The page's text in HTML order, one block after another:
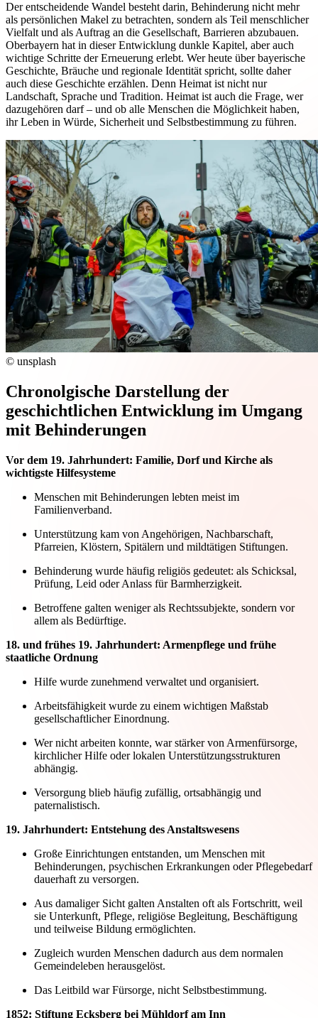
Der entscheidende Wandel besteht darin, Behinderung nicht mehr
als persönlichen Makel zu betrachten, sondern als Teil menschlicher
Vielfalt und als Auftrag an die Gesellschaft, Barrieren abzubauen.
Oberbayern hat in dieser Entwicklung dunkle Kapitel, aber auch
wichtige Schritte der Erneuerung erlebt. Wer heute über bayerische
Geschichte, Bräuche und regionale Identität spricht, sollte daher
auch diese Geschichte erzählen. Denn Heimat ist nicht nur
Landschaft, Sprache und Tradition. Heimat ist auch die Frage, wer
dazugehören darf – und ob alle Menschen die Möglichkeit haben,
ihr Leben in Würde, Sicherheit und Selbstbestimmung zu führen.
© unsplash
Chronolgische Darstellung der
geschichtlichen Entwicklung im Umgang
mit Behinderungen
Vor dem 19. Jahrhundert: Familie, Dorf und Kirche als
wichtigste Hilfesysteme
Menschen mit Behinderungen lebten meist im
Familienverband.
Unterstützung kam von Angehörigen, Nachbarschaft,
Pfarreien, Klöstern, Spitälern und mildtätigen Stiftungen.
Behinderung wurde häufig religiös gedeutet: als Schicksal,
Prüfung, Leid oder Anlass für Barmherzigkeit.
Betroffene galten weniger als Rechtssubjekte, sondern vor
allem als Bedürftige.
18. und frühes 19. Jahrhundert: Armenpflege und frühe
staatliche Ordnung
Hilfe wurde zunehmend verwaltet und organisiert.
Arbeitsfähigkeit wurde zu einem wichtigen Maßstab
gesellschaftlicher Einordnung.
Wer nicht arbeiten konnte, war stärker von Armenfürsorge,
kirchlicher Hilfe oder lokalen Unterstützungsstrukturen
abhängig.
Versorgung blieb häufig zufällig, ortsabhängig und
paternalistisch.
19. Jahrhundert: Entstehung des Anstaltswesens
Große Einrichtungen entstanden, um Menschen mit
Behinderungen, psychischen Erkrankungen oder Pflegebedarf
dauerhaft zu versorgen.
Aus damaliger Sicht galten Anstalten oft als Fortschritt, weil
sie Unterkunft, Pflege, religiöse Begleitung, Beschäftigung
und teilweise Bildung ermöglichten.
Zugleich wurden Menschen dadurch aus dem normalen
Gemeindeleben herausgelöst.
Das Leitbild war Fürsorge, nicht Selbstbestimmung.
1852: Stiftung Ecksberg bei Mühldorf am Inn